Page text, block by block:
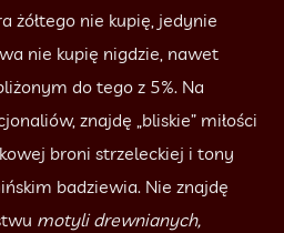
żółtego nie kupię, jedynie
nie kupię nigdzie, nawet
do tego z 5%. Na
znajdę „bliskie” miłości
broni strzeleckiej i tony
badziewia. Nie znajdę
motyli drewnianych,